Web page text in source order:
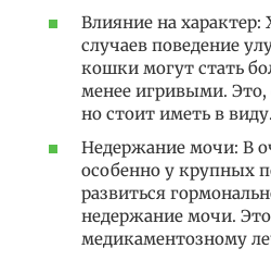
Влияние на
случаев поведение
кошки могут стать
менее игривыми. Это,
но стоит иметь в виду.
Недержание мочи: В
особенно у крупных
развиться
недержание мочи.
медикаментозному